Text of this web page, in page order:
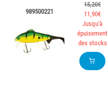
989500221
15,20€
11,90€
Jusqu'à
épuisement
des stocks